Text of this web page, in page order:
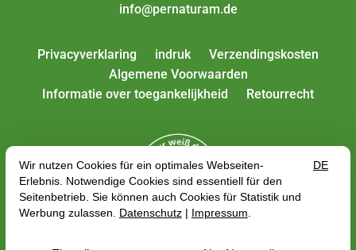
info@pernaturam.de
Privacyverklaring indruk
Verzendingskosten
Algemene Voorwaarden
Informatie over toegankelijkheid
Retourrecht